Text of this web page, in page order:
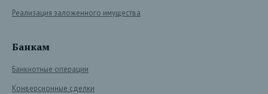
Реализация заложенного имущества
Банкам
Банкнотные операции
Конверсионные сделки